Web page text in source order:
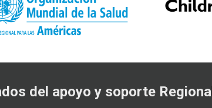
del apoyo y soporte Regional